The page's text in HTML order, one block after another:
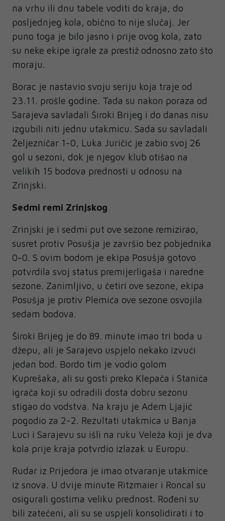
na vrhu ili dnu tabele voditi do kraja, do
posljednjeg kola, obično to nije slučaj. Jer
puno toga je bilo jasno i prije ovog kola, zato
su neke ekipe igrale za prestiž odnosno zato što
moraju.
Borac je nastavio svoju seriju koja traje od
23.11. prošle godine. Tada su nakon poraza od
Sarajeva savladali Široki Brijeg i do danas nisu
izgubili niti jednu utakmicu. Sada su savladali
Željezničar 1-0, Luka Juričić je zabio svoj 26
gol u sezoni, dok je njegov klub otišao na
velikih 15 bodova prednosti u odnosu na
Zrinjski.
Sedmi remi Zrinjskog
Zrinjski je i sedmi put ove sezone remizirao,
susret protiv Posušja je završio bez pobjednika
0-0. S ovim bodom je ekipa Posušja gotovo
potvrdila svoj status premijerligaša i naredne
sezone. Zanimljivo, u četiri ove sezone, ekipa
Posušja je protiv Plemića ove sezone osvojila
sedam bodova.
Široki Brijeg je do 89. minute imao tri boda u
džepu, ali je Sarajevo uspjelo nekako izvući
jedan bod. Bordo tim je vodio golom
Kuprešaka, ali su gosti preko Klepača i Stanića
igrača koji su odradili dosta dobru sezonu
stigao do vodstva. Na kraju je Adem Ljajić
pogodio za 2-2. Rezultati utakmica u Banja
Luci i Sarajevu su išli na ruku Veleža koji je dva
kola prije kraja potvrdio izlazak u Europu.
Rudar iz Prijedora je imao otvaranje utakmice
iz snova. U dvije minute Ritzmaier i Roncal su
osigurali gostima veliku prednost. Rođeni su
bili zatečeni, ali su se uspjeli konsolidirati i to